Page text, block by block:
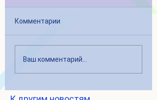
Комментарии
Ваш комментарий...